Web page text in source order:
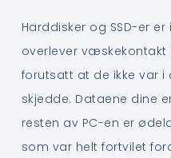
Harddisker og SSD-er
overlever væskekontakt
forutsatt at de ikke var i
skjedde. Dataene dine
resten av PC-en er
som var helt fortvilet